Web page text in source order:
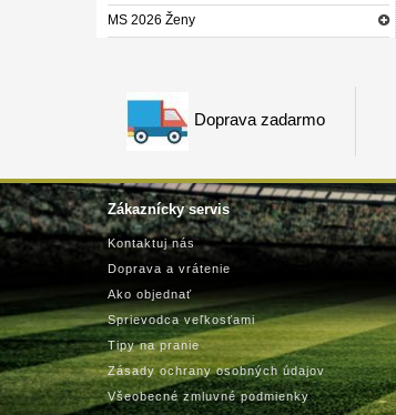
MS 2026 Ženy
Doprava zadarmo
Zákaznícky servis
Kontaktuj nás
Doprava a vrátenie
Ako objednať
Sprievodca veľkosťami
Tipy na pranie
Zásady ochrany osobných údajov
Všeobecné zmluvné podmienky